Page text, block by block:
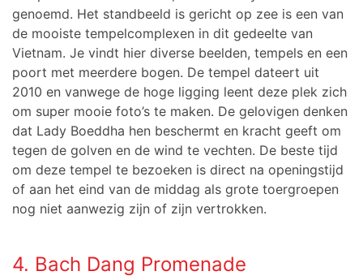
genoemd. Het standbeeld is gericht op zee is een van
de mooiste tempelcomplexen in dit gedeelte van
Vietnam. Je vindt hier diverse beelden, tempels en een
poort met meerdere bogen. De tempel dateert uit
2010 en vanwege de hoge ligging leent deze plek zich
om super mooie foto’s te maken. De gelovigen denken
dat Lady Boeddha hen beschermt en kracht geeft om
tegen de golven en de wind te vechten. De beste tijd
om deze tempel te bezoeken is direct na openingstijd
of aan het eind van de middag als grote toergroepen
nog niet aanwezig zijn of zijn vertrokken.
4. Bach Dang Promenade